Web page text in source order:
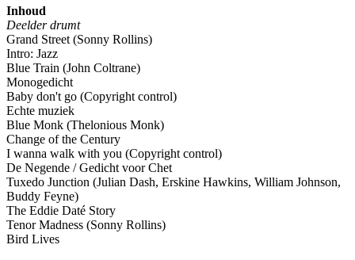
Inhoud
Deelder drumt
Grand Street (Sonny Rollins)
Intro: Jazz
Blue Train (John Coltrane)
Monogedicht
Baby don't go (Copyright control)
Echte muziek
Blue Monk (Thelonious Monk)
Change of the Century
I wanna walk with you (Copyright control)
De Negende / Gedicht voor Chet
Tuxedo Junction (Julian Dash, Erskine Hawkins, William Johnson,
Buddy Feyne)
The Eddie Daté Story
Tenor Madness (Sonny Rollins)
Bird Lives